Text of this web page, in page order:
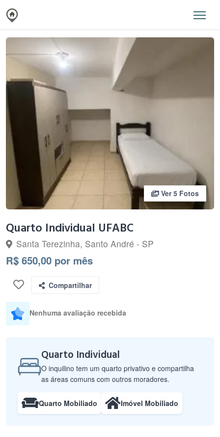
Ver 5 Fotos
Quarto Individual UFABC
Santa Terezinha, Santo André - SP
R$ 650,00 por mês
Compartilhar
Nenhuma avaliação recebida
Quarto Individual
O inquilino tem um quarto privativo e compartilha
as áreas comuns com outros moradores.
Quarto Mobiliado Imóvel Mobiliado